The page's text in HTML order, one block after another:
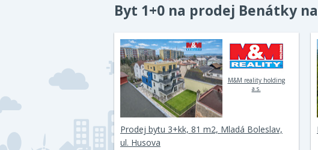
Byt 1+0 na prodej Benátky
M&M reality holding
a.s.
Prodej bytu 3+kk, 81 m2, Mladá Boleslav,
ul. Husova